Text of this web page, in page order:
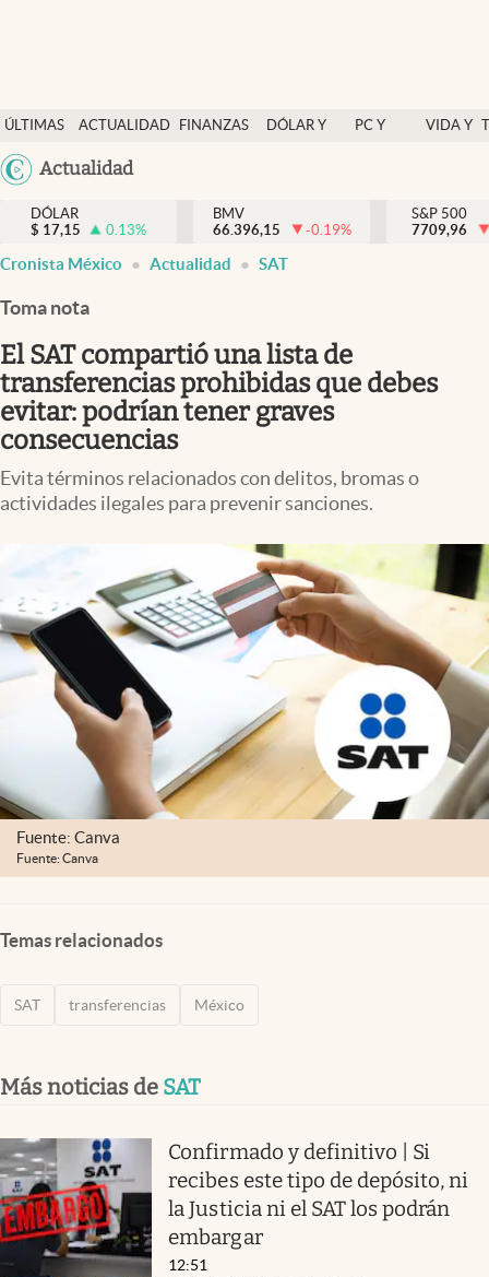
ÚLTIMAS
NOTICIAS
ACTUALIDAD
FINANZAS
DÓLAR Y
PC Y
VIDA Y
México
Actualidad
Actualidad
Finanzas y economía
Dólar y mercados
Pc y celular
Vida y estilo
Clima
abre en nueva pestaña
México
DÓLAR
$ 17,15 0.13%
BMV
66.396,15
-0.19%
S&P 500
7709,96
Cronista México Actualidad SAT
Toma nota
El SAT compartió una lista de
transferencias prohibidas que debes
evitar: podrían tener graves
consecuencias
Evita términos relacionados con delitos, bromas o
actividades ilegales para prevenir sanciones.
Fuente: Canva
Fuente: Canva
Temas relacionados
SAT transferencias México
Más noticias de SAT
Confirmado y definitivo | Si
recibes este tipo de depósito, ni
la Justicia ni el SAT los podrán
embargar
12:51